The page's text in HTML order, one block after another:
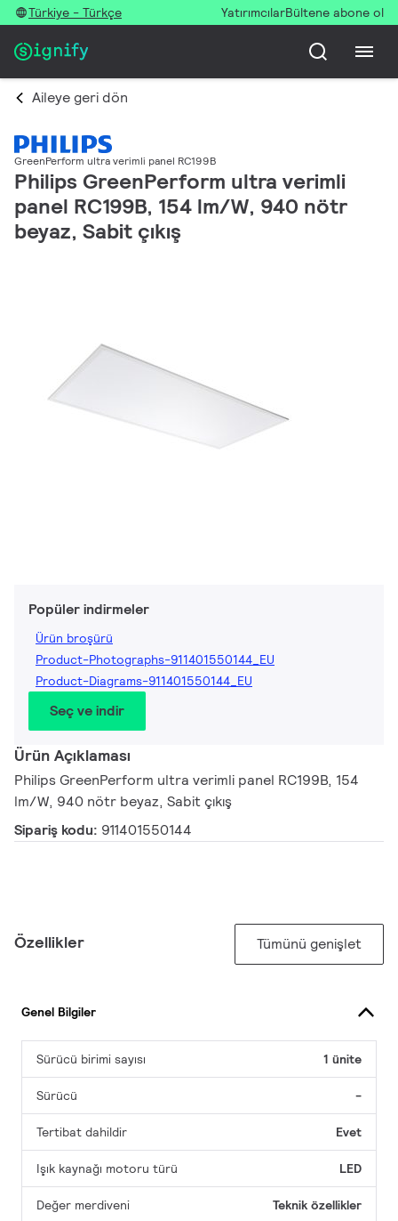
Türkiye - Türkçe YatırımcılarBültene abone ol
Aileye geri dön
GreenPerform ultra verimli panel RC199B
Philips GreenPerform ultra verimli
panel RC199B, 154 lm/W, 940 nötr
beyaz, Sabit çıkış
Popüler indirmeler
Ürün broşürü
Product-Photographs-911401550144_EU
Product-Diagrams-911401550144_EU
Seç ve indir
Ürün Açıklaması
Philips GreenPerform ultra verimli panel RC199B, 154
lm/W, 940 nötr beyaz, Sabit çıkış
Sipariş kodu: 911401550144
Özellikler Tümünü genişlet
Genel Bilgiler
Sürücü birimi sayısı 1 ünite
Sürücü -
Tertibat dahildir Evet
Işık kaynağı motoru türü LED
Değer merdiveni Teknik özellikler